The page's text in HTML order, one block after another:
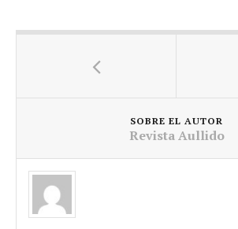
SOBRE EL AUTOR
Revista Aullido